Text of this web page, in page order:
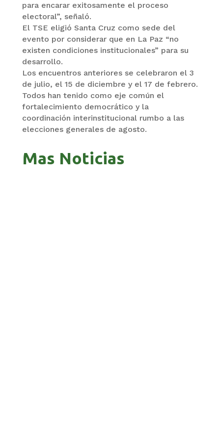
para encarar exitosamente el proceso
electoral”, señaló.
El TSE eligió Santa Cruz como sede del
evento por considerar que en La Paz “no
existen condiciones institucionales” para su
desarrollo.
Los encuentros anteriores se celebraron el 3
de julio, el 15 de diciembre y el 17 de febrero.
Todos han tenido como eje común el
fortalecimiento democrático y la
coordinación interinstitucional rumbo a las
elecciones generales de agosto.
Mas Noticias